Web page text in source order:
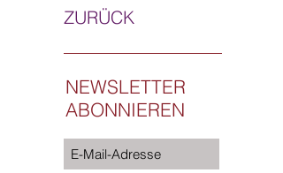
ZURÜCK
NEWSLETTER
ABONNIEREN